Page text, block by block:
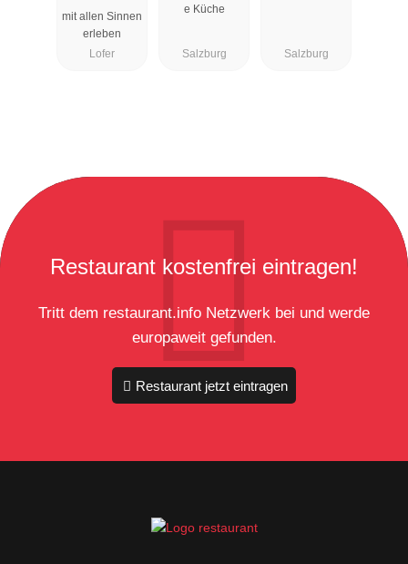
mit allen Sinnen
erleben
Lofer
e Küche
Salzburg Salzburg
Restaurant kostenfrei eintragen!
Tritt dem restaurant.info Netzwerk bei und werde
europaweit gefunden.
Restaurant jetzt eintragen